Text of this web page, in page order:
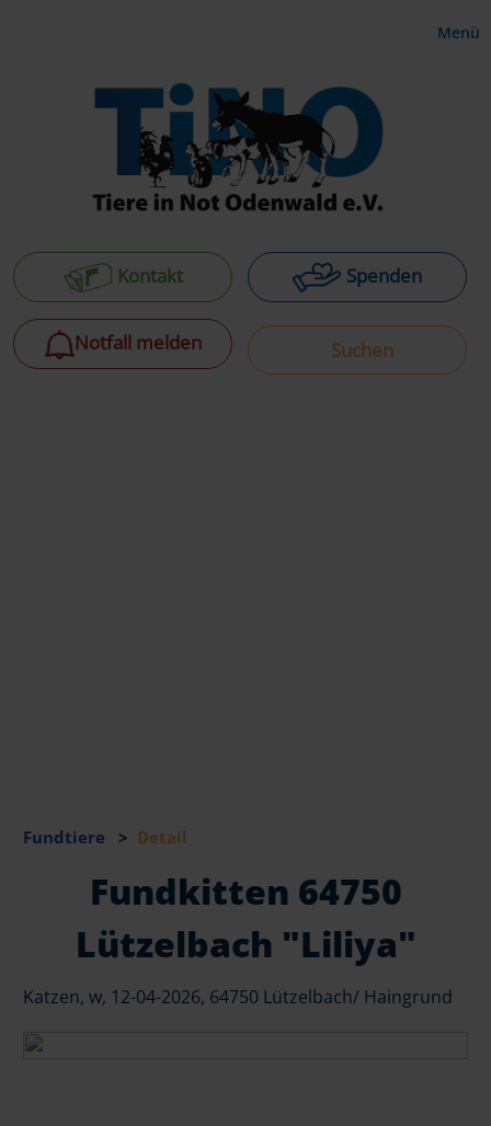
Menü
Kontakt Spenden
Notfall melden
Fundtiere > Detail
Fundkitten 64750
Lützelbach "Liliya"
Katzen, w, 12-04-2026, 64750 Lützelbach/ Haingrund